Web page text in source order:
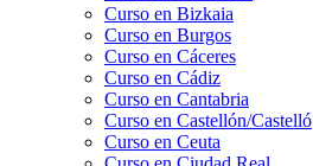
Curso en Bizkaia
Curso en Burgos
Curso en Cáceres
Curso en Cádiz
Curso en Cantabria
Curso en Castellón/Castelló
Curso en Ceuta